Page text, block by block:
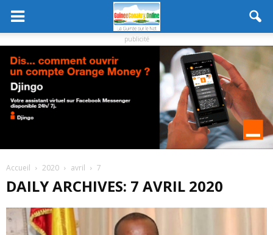
publicité
Accueil 2020 avril 7
DAILY ARCHIVES: 7 AVRIL 2020